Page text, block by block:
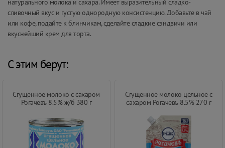
натурального молока и сахара. Имеет выразительный сладко-
сливочный вкус и густую однородную консистенцию. Добавьте в чай
или кофе, подайте к блинчикам, сделайте сладкие сэндвичи или
вкуснейший крем для торта.
С этим берут:
Сгущенное молоко с сахаром
Рогачевъ 8.5% ж/б 380 г
Сгущенное молоко цельное с
сахаром Рогачевъ 8.5% 270 г